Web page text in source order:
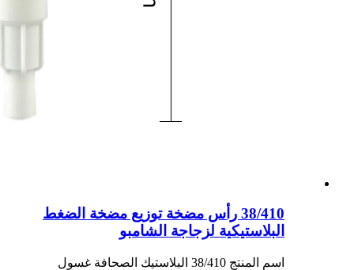
38/410 رأس مضخة توزيع مضخة الضغط
البلاستيكية لزجاجة الشامبو
اسم المنتج 38/410 البلاستيك الصحافة غسول